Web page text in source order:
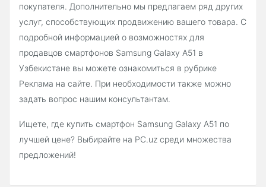
покупателя. Дополнительно мы предлагаем ряд других
услуг, способствующих продвижению вашего товара. С
подробной информацией о возможностях для
продавцов смартфонов Samsung Galaxy A51 в
Узбекистане вы можете ознакомиться в рубрике
Реклама на сайте. При необходимости также можно
задать вопрос нашим консультантам.
Ищете, где купить смартфон Samsung Galaxy A51 по
лучшей цене? Выбирайте на PC.uz среди множества
предложений!